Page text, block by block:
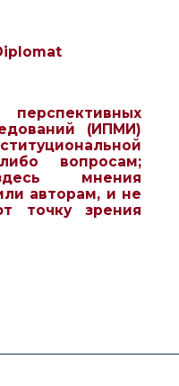
(ИПМИ)
вопросам;
мнения
авторам, и не
точку зрения